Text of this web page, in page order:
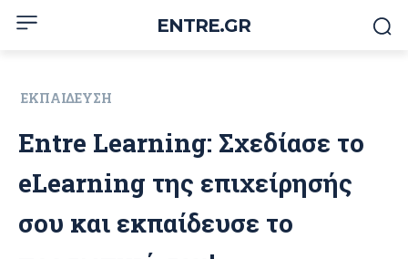
ENTRE.GR
ΕΚΠΑΊΔΕΥΣΗ
Entre Learning: Σχεδίασε το
eLearning της επιχείρησής
σου και εκπαίδευσε το